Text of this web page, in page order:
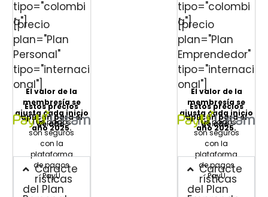
tipo="colombi
a"]
[precio
plan="Plan
Personal"
tipo="internaci
onal"]El valor de la
membresía se
ajusta cada inicio
de año.
Estos precios
aplican para el
año 2025.
Tus pagos
son seguros
con la
plataforma
de pagos
PayU
Caracte
rísticas
del Plan
tipo="colombi
a"]
[precio
plan="Plan
Emprendedor"
tipo="internaci
onal"]El valor de la
membresía se
ajusta cada inicio
de año.
Estos precios
aplican para el
año 2025.
Tus pagos
son seguros
con la
plataforma
de pagos
PayU
Caracte
rísticas
del Plan